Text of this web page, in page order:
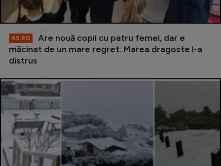
AS.RO
Are nouă copii cu patru femei, dar e
măcinat de un mare regret. Marea dragoste l-a
distrus